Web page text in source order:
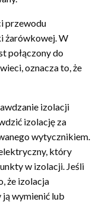
przewodu
żarówkowej. W
połączony do
oznacza to, że
izolacji
izolację za
wytycznikiem.
który
w izolacji. Jeśli
że izolacja
wymienić lub